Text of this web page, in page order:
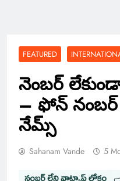
FEATURED
నెంబర్
– ఫోన్
నేమ్స్
Sahanam Vande 5